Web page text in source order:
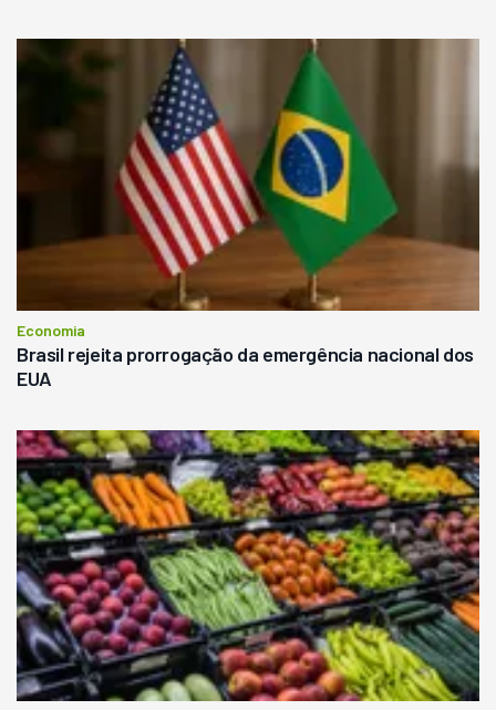
Economia
Brasil rejeita prorrogação da emergência nacional dos
EUA